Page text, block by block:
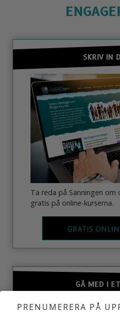
SKRIV IN
Ta reda på Sanningen om
gratis på online-kurserna.
GRATIS
GÅ MED I
PRENUMERERA PÅ